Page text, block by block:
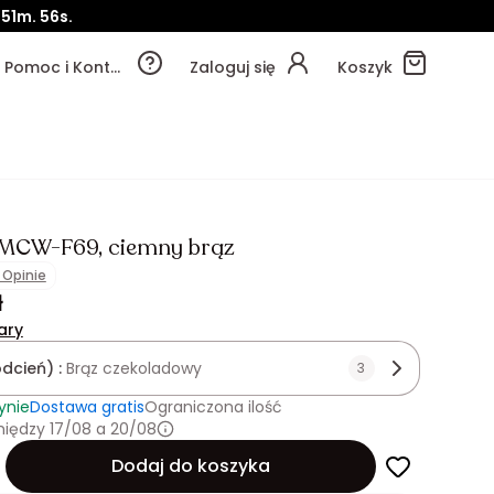
51m. 54s.
Pomoc i Kontakt Zaloguj się Koszyk
F69, ciemny brąz
Opinie
: Brąz czekoladowy 3
Dostawa gratisOgraniczona ilość
17/08 a 20/08
Dodaj do koszyka